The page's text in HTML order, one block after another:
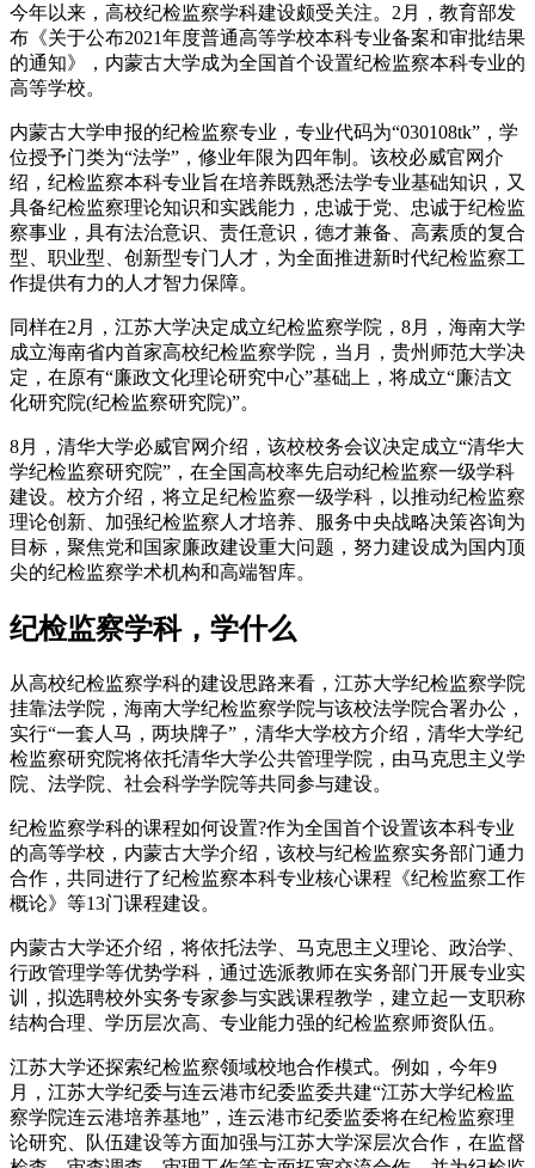
今年以来，高校纪检监察学科建设颇受关注。2月，教育部发
布《关于公布2021年度普通高等学校本科专业备案和审批结果
的通知》，内蒙古大学成为全国首个设置纪检监察本科专业的
高等学校。
内蒙古大学申报的纪检监察专业，专业代码为“030108tk”，学
位授予门类为“法学”，修业年限为四年制。该校必威官网介
绍，纪检监察本科专业旨在培养既熟悉法学专业基础知识，又
具备纪检监察理论知识和实践能力，忠诚于党、忠诚于纪检监
察事业，具有法治意识、责任意识，德才兼备、高素质的复合
型、职业型、创新型专门人才，为全面推进新时代纪检监察工
作提供有力的人才智力保障。
同样在2月，江苏大学决定成立纪检监察学院，8月，海南大学
成立海南省内首家高校纪检监察学院，当月，贵州师范大学决
定，在原有“廉政文化理论研究中心”基础上，将成立“廉洁文
化研究院(纪检监察研究院)”。
8月，清华大学必威官网介绍，该校校务会议决定成立“清华大
学纪检监察研究院”，在全国高校率先启动纪检监察一级学科
建设。校方介绍，将立足纪检监察一级学科，以推动纪检监察
理论创新、加强纪检监察人才培养、服务中央战略决策咨询为
目标，聚焦党和国家廉政建设重大问题，努力建设成为国内顶
尖的纪检监察学术机构和高端智库。
纪检监察学科，学什么
从高校纪检监察学科的建设思路来看，江苏大学纪检监察学院
挂靠法学院，海南大学纪检监察学院与该校法学院合署办公，
实行“一套人马，两块牌子”，清华大学校方介绍，清华大学纪
检监察研究院将依托清华大学公共管理学院，由马克思主义学
院、法学院、社会科学学院等共同参与建设。
纪检监察学科的课程如何设置?作为全国首个设置该本科专业
的高等学校，内蒙古大学介绍，该校与纪检监察实务部门通力
合作，共同进行了纪检监察本科专业核心课程《纪检监察工作
概论》等13门课程建设。
内蒙古大学还介绍，将依托法学、马克思主义理论、政治学、
行政管理学等优势学科，通过选派教师在实务部门开展专业实
训，拟选聘校外实务专家参与实践课程教学，建立起一支职称
结构合理、学历层次高、专业能力强的纪检监察师资队伍。
江苏大学还探索纪检监察领域校地合作模式。例如，今年9
月，江苏大学纪委与连云港市纪委监委共建“江苏大学纪检监
察学院连云港培养基地”，连云港市纪委监委将在纪检监察理
论研究、队伍建设等方面加强与江苏大学深层次合作，在监督